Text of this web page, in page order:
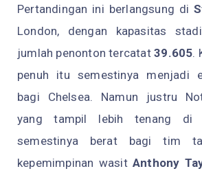
Pertandingan ini berlangsung di
London, dengan kapasitas
jumlah penonton tercatat39.605.
penuh itu semestinya menjadi
bagi Chelsea. Namun justru
yang tampil lebih tenang di
semestinya berat bagi tim
kepemimpinan wasitAnthony